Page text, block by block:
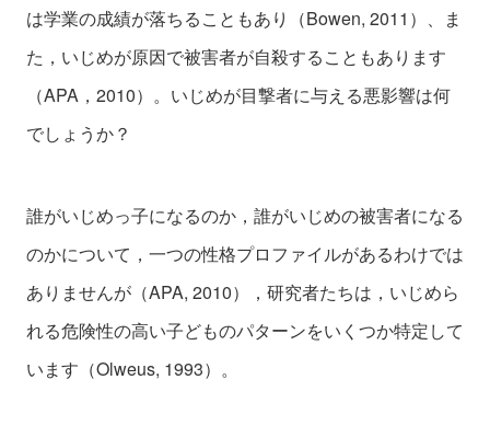
は学業の成績が落ちることもあり（Bowen, 2011）、ま
た，いじめが原因で被害者が自殺することもあります
（APA，2010）。いじめが目撃者に与える悪影響は何
でしょうか？
誰がいじめっ子になるのか，誰がいじめの被害者になる
のかについて，一つの性格プロファイルがあるわけでは
ありませんが（APA, 2010），研究者たちは，いじめら
れる危険性の高い子どものパターンをいくつか特定して
います（Olweus, 1993）。